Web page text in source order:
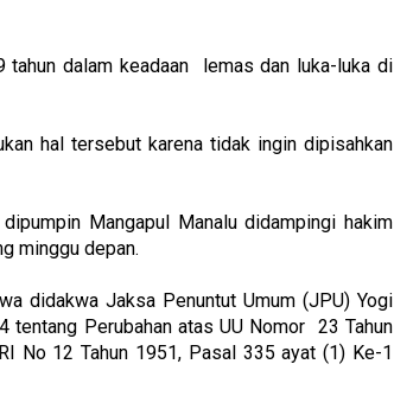
tahun dalam keadaan lemas dan luka-luka di
hal tersebut karena tidak ingin dipisahkan
Mangapul Manalu didampingi hakim
minggu depan.
didakwa Jaksa Penuntut Umum (JPU) Yogi
tentang Perubahan atas UU Nomor 23 Tahun
No 12 Tahun 1951, Pasal 335 ayat (1) Ke-1